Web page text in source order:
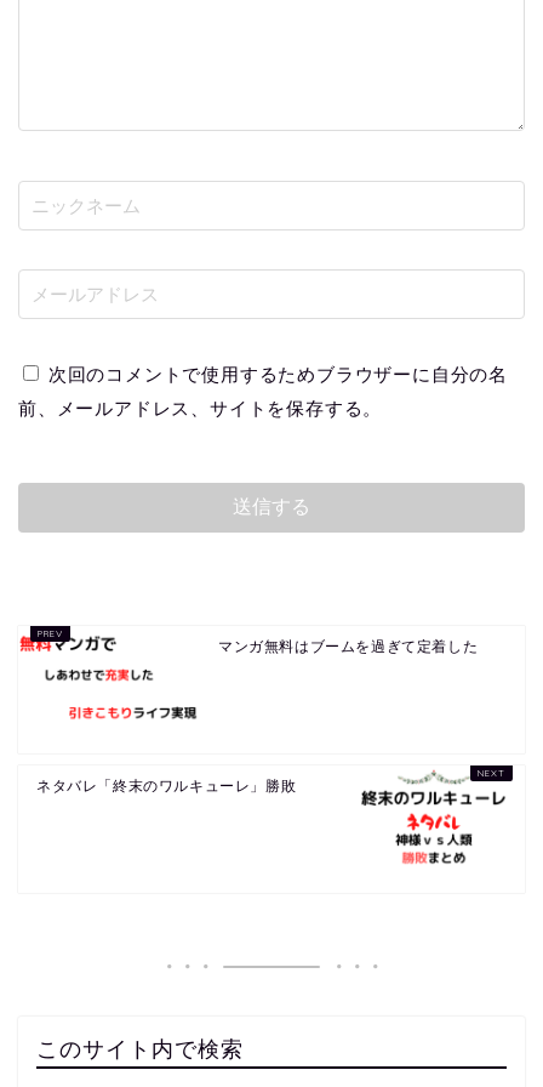
次回のコメントで使用するためブラウザーに自分の名
前、メールアドレス、サイトを保存する。
マンガ無料はブームを過ぎて定着した
ネタバレ「終末のワルキューレ」勝敗
このサイト内で検索